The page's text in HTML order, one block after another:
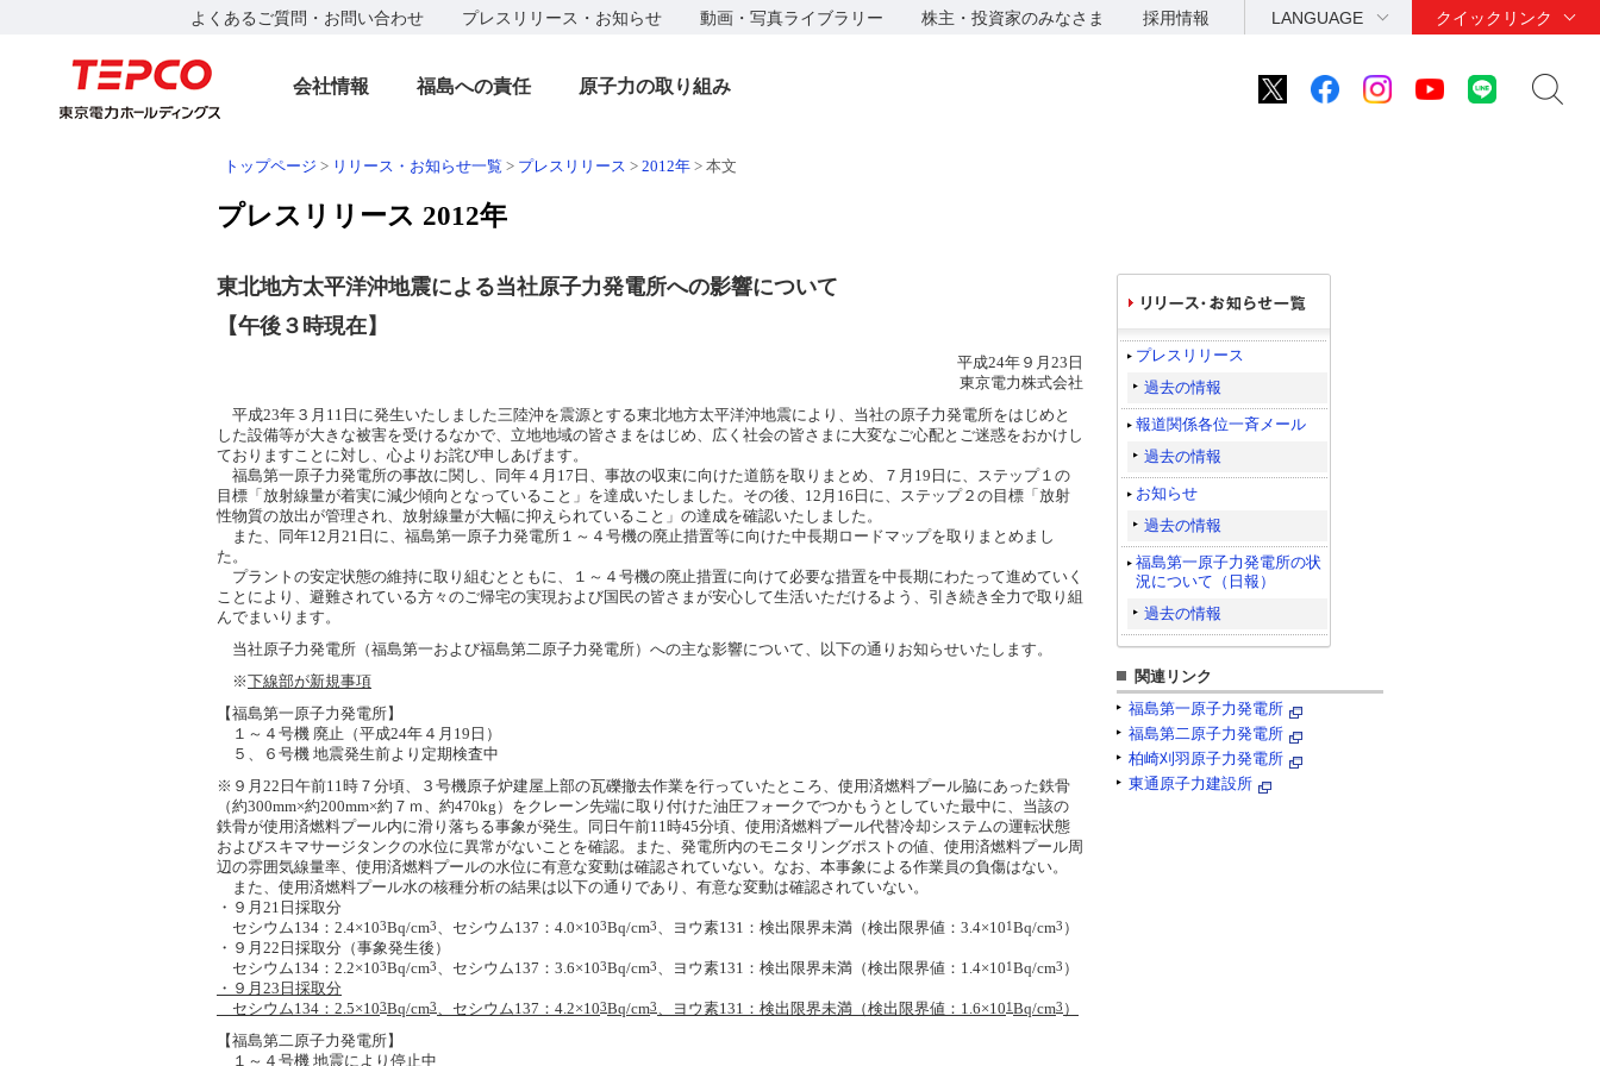
よくあるご質問・お問い合わせ プレスリリース・お知らせ 動画・写真ライブラリー 株主・投資家のみなさま 採用情報 LANGUAGE クイックリンク
会社情報 福島への責任 原子力の取り組み
トップページ > リリース・お知らせ一覧 > プレスリリース > 2012年 > 本文
プレスリリース 2012年
東北地方太平洋沖地震による当社原子力発電所への影響について
【午後３時現在】
平成24年９月23日
東京電力株式会社
平成23年３月11日に発生いたしました三陸沖を震源とする東北地方太平洋沖地震により、当社の原子力発電所をはじめと
した設備等が大きな被害を受けるなかで、立地地域の皆さまをはじめ、広く社会の皆さまに大変なご心配とご迷惑をおかけし
ておりますことに対し、心よりお詫び申しあげます。
福島第一原子力発電所の事故に関し、同年４月17日、事故の収束に向けた道筋を取りまとめ、７月19日に、ステップ１の
目標「放射線量が着実に減少傾向となっていること」を達成いたしました。その後、12月16日に、ステップ２の目標「放射
性物質の放出が管理され、放射線量が大幅に抑えられていること」の達成を確認いたしました。
また、同年12月21日に、福島第一原子力発電所１～４号機の廃止措置等に向けた中長期ロードマップを取りまとめまし
た。
プラントの安定状態の維持に取り組むとともに、１～４号機の廃止措置に向けて必要な措置を中長期にわたって進めていく
ことにより、避難されている方々のご帰宅の実現および国民の皆さまが安心して生活いただけるよう、引き続き全力で取り組
んでまいります。
当社原子力発電所（福島第一および福島第二原子力発電所）への主な影響について、以下の通りお知らせいたします。
※下線部が新規事項
【福島第一原子力発電所】
１～４号機 廃止（平成24年４月19日）
５、６号機 地震発生前より定期検査中
※９月22日午前11時７分頃、３号機原子炉建屋上部の瓦礫撤去作業を行っていたところ、使用済燃料プール脇にあった鉄骨
（約300mm×約200mm×約７ｍ、約470kg）をクレーン先端に取り付けた油圧フォークでつかもうとしていた最中に、当該の
鉄骨が使用済燃料プール内に滑り落ちる事象が発生。同日午前11時45分頃、使用済燃料プール代替冷却システムの運転状態
およびスキマサージタンクの水位に異常がないことを確認。また、発電所内のモニタリングポストの値、使用済燃料プール周
辺の雰囲気線量率、使用済燃料プールの水位に有意な変動は確認されていない。なお、本事象による作業員の負傷はない。
また、使用済燃料プール水の核種分析の結果は以下の通りであり、有意な変動は確認されていない。
・９月21日採取分
セシウム134：2.4×103Bq/cm3、セシウム137：4.0×103Bq/cm3、ヨウ素131：検出限界未満（検出限界値：3.4×101Bq/cm3 ）
・９月22日採取分（事象発生後）
セシウム134：2.2×103Bq/cm3、セシウム137：3.6×103Bq/cm3、ヨウ素131：検出限界未満（検出限界値：1.4×101Bq/cm3 ）
・９月23日採取分
セシウム134：2.5×103Bq/cm3、セシウム137：4.2×103Bq/cm3、ヨウ素131：検出限界未満（検出限界値：1.6×101Bq/cm3 ）
【福島第二原子力発電所】
１～４号機 地震により停止中
プレスリリース
過去の情報
報道関係各位一斉メール
過去の情報
お知らせ
過去の情報
福島第一原子力発電所の状
況について（日報）
過去の情報
関連リンク
福島第一原子力発電所
福島第二原子力発電所
柏崎刈羽原子力発電所
東通原子力建設所